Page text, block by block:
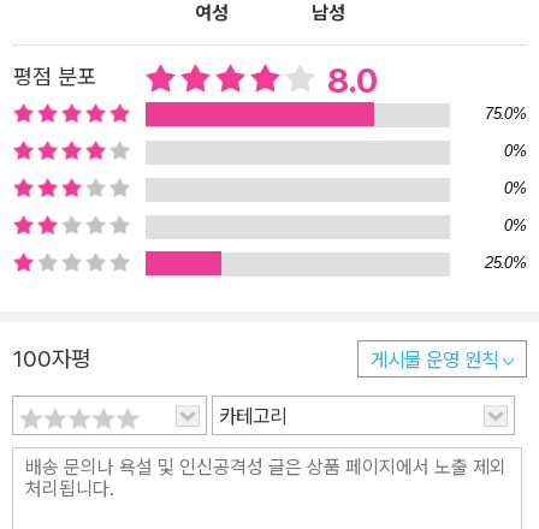
orean Healthcare System” in English. This enlightening bo
ok delves into the intricacies of Korea’s healthcare system,
exploring its historical context, present challenges, and fut
ure prospects. The book’s profound insights earned it a pr
estigious place in the “Gyeonggi Great Books” collection i
n 2018, a recognition reserved for the 100 most exception
al books published in Korea during the previous millennium.
In addition to his impactful analysis of the healthcare lands
stands as a mesmerizing compilation of essays that ignite
cases his talent for storytelling, having served as the origin
al source material for the sensational 17-part TV drama air
ed on MBC TV in 2008. With the global rise of K-content,
운 능력을 줄 수 있는 살아 있는 지식이자 생생한 체험기다. ■ 좋은
질문을 가르쳐드립니다 좋은 질문이 좋은 답변을 이끌어 낸다. 인공
지능 활용의 관건은 프롬프트(prompt)에 있다. 유망 직종으로 프롬
프트 엔지니어가 손꼽힐 만큼 ‘프롬프트’의 중요성이 커지고 있다. 이
책의 핵심도 ‘내가 원하는 영어 문장을 만들기 위해 챗GPT에게 어떻
게 질문해야 하는가’를 가르쳐 준다는 데에 있다. 수많은 시행착오 끝
에 얻은 보석 같은 질문들과 구체적인 예시들은 누구라도 쉽게 따라
해 보고 학습해 볼 수 있도록 친절한 가이드가 되어 준다. ■ 구체적이
고 다양한 사례 아무리 중요한 정보를 담고 있는 책이라도 직접 그 효
하는 과정을 정리한 정보뿐만 아니라 칼럼, 논픽션, 소설, 에세이 등
일상에서 쉽게 접하는 다양한 형식의 글을 어떻게 번역할 수 있는지
직접 그 예를 보여 준다. 인공지능의 발전에 감탄이 나오는가 하면, 어
처구니없는 실수에 헛웃음이 나오기도 한다. 이 같은 구체적인 상황
과 맥락 속에서 독자들은 인공지능의 장점과 단점을 간파할 수 있다.
여성 남성
평점 분포 8.0
75.0%
0%
0%
0%
25.0%
100자평 게시물 운영 원칙
카테고리